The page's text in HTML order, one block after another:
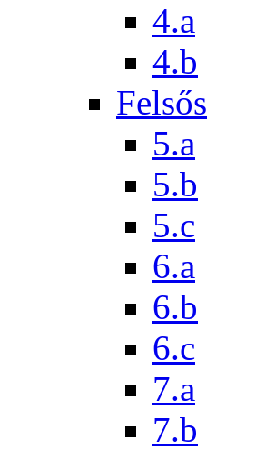
4.a
4.b
Felsős
5.a
5.b
5.c
6.a
6.b
6.c
7.a
7.b